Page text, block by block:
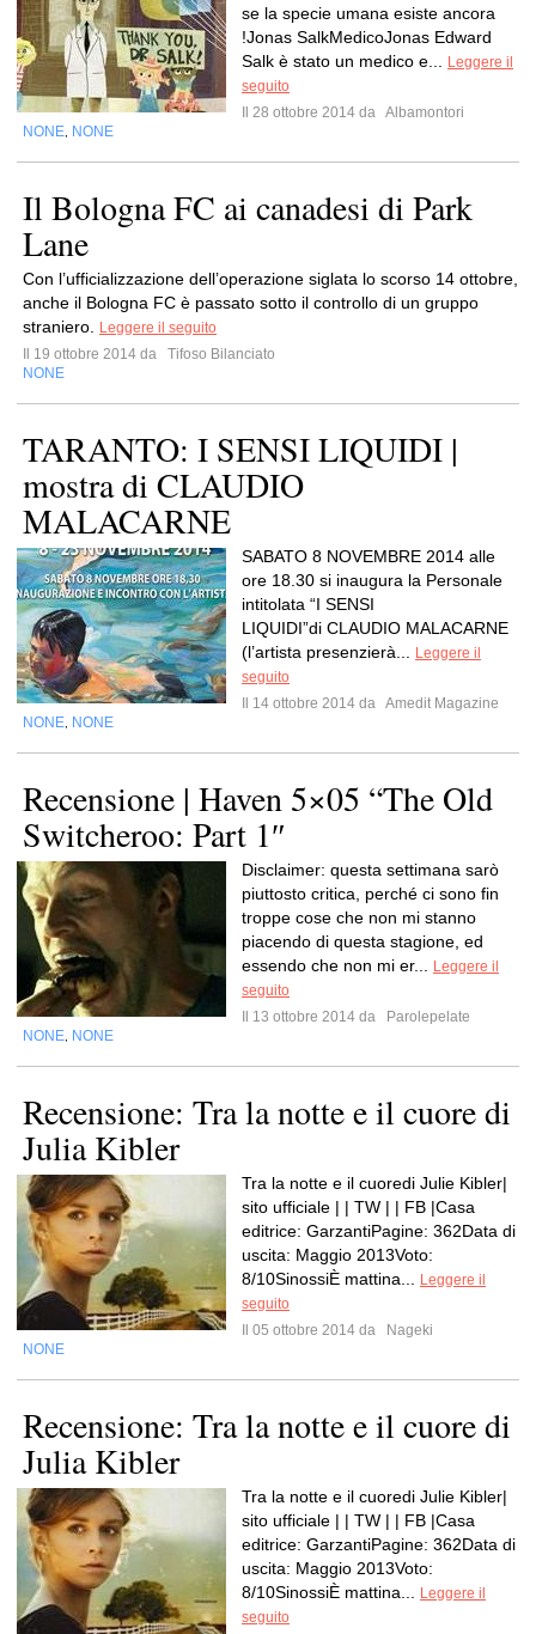
se la specie umana esiste ancora
!Jonas SalkMedicoJonas Edward
Salk è stato un medico e...
Leggere il
seguito
Il 28 ottobre 2014 da Albamontori
NONE NONE
Il Bologna FC ai canadesi di Park
Lane
Con l’ufficializzazione dell’operazione siglata lo scorso 14 ottobre,
anche il Bologna FC è passato sotto il controllo di un gruppo
straniero.
Leggere il seguito
Il 19 ottobre 2014 da
Tifoso Bilanciato
NONE
TARANTO: I SENSI LIQUIDI |
mostra di CLAUDIO
MALACARNE
SABATO 8 NOVEMBRE 2014 alle
ore 18.30 si inaugura la Personale
intitolata “I SENSI
LIQUIDI”di CLAUDIO MALACARNE
(l’artista presenzierà...
Leggere il
seguito
Il 14 ottobre 2014 da Amedit Magazine
NONE NONE
Recensione | Haven 5×05 “The Old
Switcheroo: Part 1″
Disclaimer: questa settimana sarò
piuttosto critica, perché ci sono fin
troppe cose che non mi stanno
piacendo di questa stagione, ed
essendo che non mi er...
Leggere il
seguito
Il 13 ottobre 2014 da
Parolepelate
NONE NONE
Recensione: Tra la notte e il cuore di
Julia Kibler
Tra la notte e il cuoredi Julie Kibler|
sito ufficiale | | TW | | FB |Casa
editrice: GarzantiPagine: 362Data di
uscita: Maggio 2013Voto:
8/10SinossiÈ mattina...
Leggere il
seguito
Il 05 ottobre 2014 da
Nageki
NONE
Recensione: Tra la notte e il cuore di
Julia Kibler
Tra la notte e il cuoredi Julie Kibler|
sito ufficiale | | TW | | FB |Casa
editrice: GarzantiPagine: 362Data di
uscita: Maggio 2013Voto:
8/10SinossiÈ mattina...
Leggere il
seguito